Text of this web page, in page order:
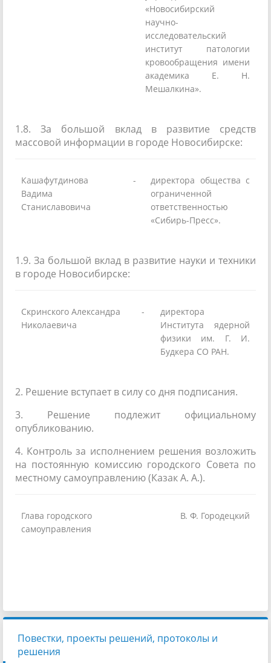
«Новосибирский
научно-
исследовательский
институт патологии
кровообращения имени
академика Е. Н.
Мешалкина».
1.8. За большой вклад в развитие средств
массовой информации в городе Новосибирске:
Кашафутдинова
Вадима
Станиславовича
-
директора общества с
ограниченной
ответственностью
«Сибирь-Пресс».
1.9. За большой вклад в развитие науки и техники
в городе Новосибирске:
Скринского Александра
Николаевича
-
директора
Института ядерной
физики им. Г. И.
Будкера СО РАН.
2. Решение вступает в силу со дня подписания.
3. Решение подлежит официальному
опубликованию.
4. Контроль за исполнением решения возложить
на постоянную комиссию городского Совета по
местному самоуправлению (Казак А. А.).
Глава городского
самоуправления
В. Ф. Городецкий
Повестки, проекты решений, протоколы и
решения